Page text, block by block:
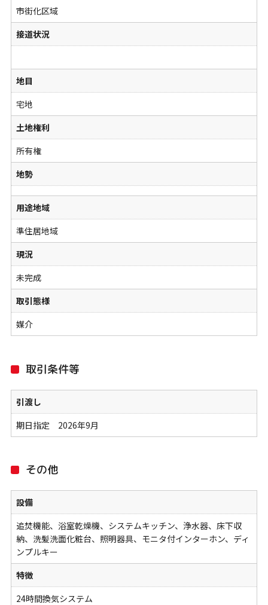
市街化区域
接道状況
地目
宅地
土地権利
所有権
地勢
用途地域
準住居地域
現況
未完成
取引態様
媒介
取引条件等
引渡し
期日指定 2026年9月
その他
設備
追焚機能、浴室乾燥機、システムキッチン、浄水器、床下収
納、洗髪洗面化粧台、照明器具、モニタ付インターホン、ディ
ンプルキー
特徴
24時間換気システム